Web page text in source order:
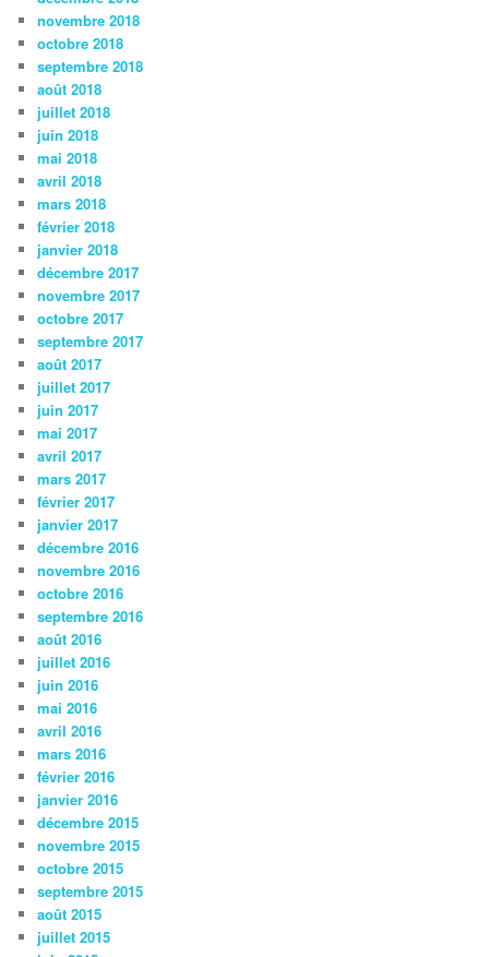
novembre 2018
octobre 2018
septembre 2018
août 2018
juillet 2018
juin 2018
mai 2018
avril 2018
mars 2018
février 2018
janvier 2018
décembre 2017
novembre 2017
octobre 2017
septembre 2017
août 2017
juillet 2017
juin 2017
mai 2017
avril 2017
mars 2017
février 2017
janvier 2017
décembre 2016
novembre 2016
octobre 2016
septembre 2016
août 2016
juillet 2016
juin 2016
mai 2016
avril 2016
mars 2016
février 2016
janvier 2016
décembre 2015
novembre 2015
octobre 2015
septembre 2015
août 2015
juillet 2015